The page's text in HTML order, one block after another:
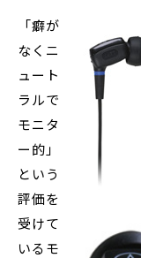
「癖が
なくニ
ュート
ラルで
モニタ
ー的」
という
評価を
受けて
いるモ